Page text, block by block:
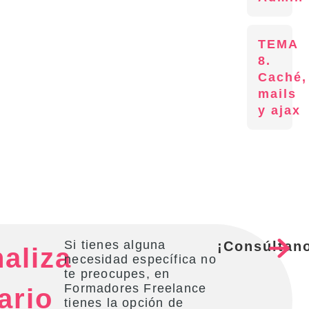
TEMA
8.
Caché,
mails
y ajax
Si tienes alguna
necesidad específica no
te preocupes, en
Formadores Freelance
tienes la opción de